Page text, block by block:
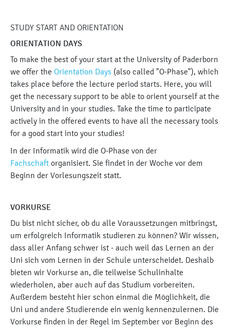
STUDY START AND ORIENTATION
ORIENTATION DAYS
To make the best of your start at the University of Paderborn
we offer the Orientation Days (also called "O-Phase"), which
takes place before the lecture period starts. Here, you will
get the necessary support to be able to orient yourself at the
University and in your studies. Take the time to participate
actively in the offered events to have all the necessary tools
for a good start into your studies!
In der Informatik wird die O-Phase von der
Fachschaft organisiert. Sie findet in der Woche vor dem
Beginn der Vorlesungszeit statt.
VORKURSE
Du bist nicht sicher, ob du alle Voraussetzungen mitbringst,
um erfolgreich Informatik studieren zu können? Wir wissen,
dass aller Anfang schwer ist - auch weil das Lernen an der
Uni sich vom Lernen in der Schule unterscheidet. Deshalb
bieten wir Vorkurse an, die teilweise Schulinhalte
wiederholen, aber auch auf das Studium vorbereiten.
Außerdem besteht hier schon einmal die Möglichkeit, die
Uni und andere Studierende ein wenig kennenzulernen. Die
Vorkurse finden in der Regel im September vor Beginn des